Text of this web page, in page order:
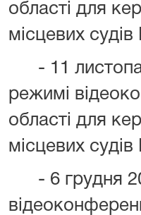
області для
місцевих судів
- 11
режимі
області для
місцевих судів
- 6 грудня